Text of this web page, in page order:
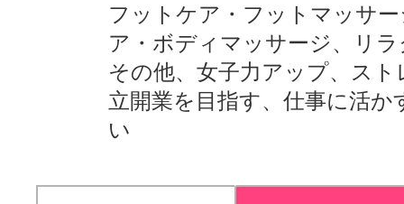
フットケア・フットマッサ
ア・ボディマッサージ、リ
その他、女子力アップ、スト
立開業を目指す、仕事に活か
い